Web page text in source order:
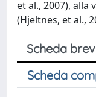
et al., 2007), alla
(Hjeltnes, et al.,
Scheda
Scheda